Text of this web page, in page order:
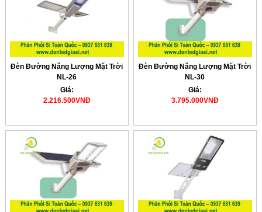
Đèn Đường Năng Lượng Mặt Trời
NL-26
Giá:
2.216.500VNĐ
Đèn Đường Năng Lượng Mặt Trời
NL-30
Giá:
3.795.000VNĐ